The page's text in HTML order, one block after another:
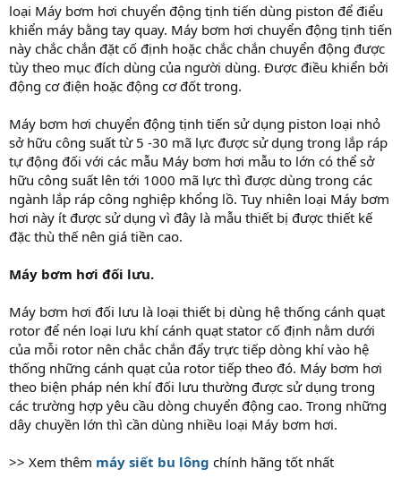
loại Máy bơm hơi chuyển động tịnh tiến dùng piston để điểu
khiển máy bằng tay quay. Máy bơm hơi chuyển động tịnh tiến
này chắc chắn đặt cố định hoặc chắc chắn chuyển động được
tùy theo mục đích dùng của người dùng. Được điều khiển bởi
động cơ điện hoặc động cơ đốt trong.
Máy bơm hơi chuyển động tịnh tiến sử dụng piston loại nhỏ
sở hữu công suất từ 5 -30 mã lực được sử dụng trong lắp ráp
tự động đối với các mẫu Máy bơm hơi mẫu to lớn có thể sở
hữu công suất lên tới 1000 mã lực thì được dùng trong các
ngành lắp ráp công nghiệp khổng lồ. Tuy nhiên loại Máy bơm
hơi này ít được sử dụng vì đây là mẫu thiết bị được thiết kế
đặc thù thế nên giá tiền cao.
Máy bơm hơi đối lưu.
Máy bơm hơi đối lưu là loại thiết bị dùng hệ thống cánh quạt
rotor để nén loại lưu khí cánh quạt stator cố định nằm dưới
của mỗi rotor nên chắc chắn đẩy trực tiếp dòng khí vào hệ
thống những cánh quạt của rotor tiếp theo đó. Máy bơm hơi
theo biện pháp nén khí đối lưu thường được sử dụng trong
các trường hợp yêu cầu dòng chuyển động cao. Trong những
dây chuyền lớn thì cần dùng nhiều loại Máy bơm hơi.
>> Xem thêm máy siết bu lông chính hãng tốt nhất